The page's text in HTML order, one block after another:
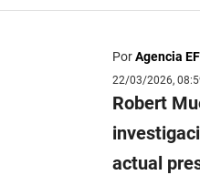
PorAgencia
22/03/2026,
Robert
actual